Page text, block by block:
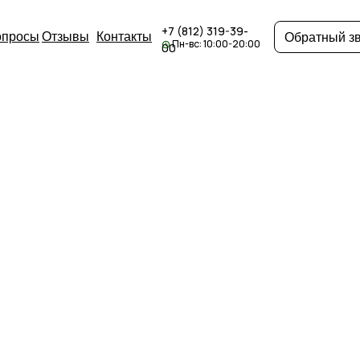
Отзывы Контакты
+7 (812) 319-39-
00Пн-вс: 10:00-20:00 Обратный